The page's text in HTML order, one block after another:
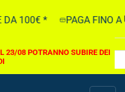
100€ * PAGA FINO A
23/08 POTRANNO SUBIRE DEI